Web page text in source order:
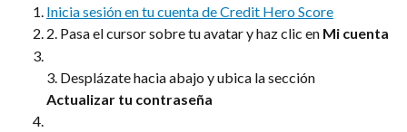
Inicia sesión en tu cuenta de Credit Hero Score
2. Pasa el cursor sobre tu avatar y haz clic en Mi cuenta
3. Desplázate hacia abajo y ubica la sección
Actualizar tu contraseña